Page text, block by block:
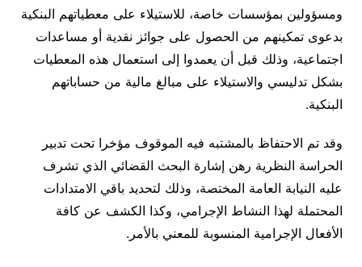
ومسؤولين بمؤسسات خاصة، للاستيلاء على معطياتهم البنكية
بدعوى تمكينهم من الحصول على جوائز نقدية أو مساعدات
اجتماعية، وذلك قبل أن يعمدوا إلى استعمال هذه المعطيات
بشكل تدليسي والاستيلاء على مبالغ مالية من حساباتهم
البنكية.
وقد تم الاحتفاظ بالمشتبه فيه الموقوف مؤخرا تحت تدبير
الحراسة النظرية رهن إشارة البحث القضائي الذي تشرف
عليه النيابة العامة المختصة، وذلك لتحديد باقي الامتدادات
المحتملة لهذا النشاط الإجرامي، وكذا الكشف عن كافة
الأفعال الإجرامية المنسوبة للمعني بالأمر.